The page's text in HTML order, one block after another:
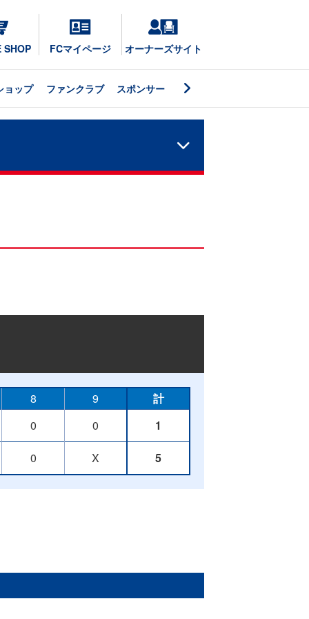
SHOP FCマイページ オーナーズサイト
ョップ ファンクラブ スポンサー
8 9
計
0
0 1
0 X 5